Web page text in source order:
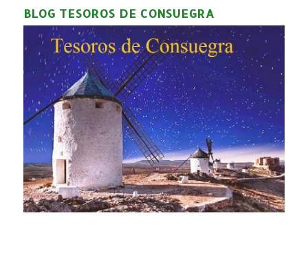
BLOG TESOROS DE CONSUEGRA